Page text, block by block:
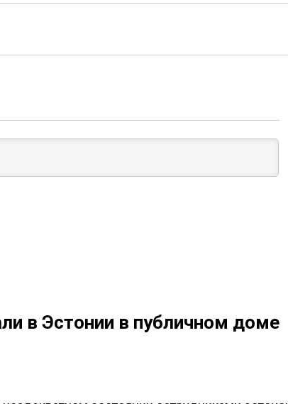
в Эстонии в публичном доме